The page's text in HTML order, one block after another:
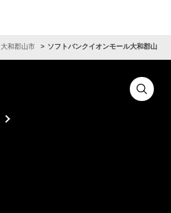
大和郡山市 ソフトバンクイオンモール大和郡山